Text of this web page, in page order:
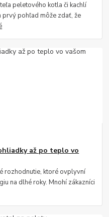
peletového kotla či kachlí
prvý pohľad môže zdať, že
až po teplo vo
rozhodnutie, ktoré ovplyvní
na dlhé roky. Mnohí zákazníci